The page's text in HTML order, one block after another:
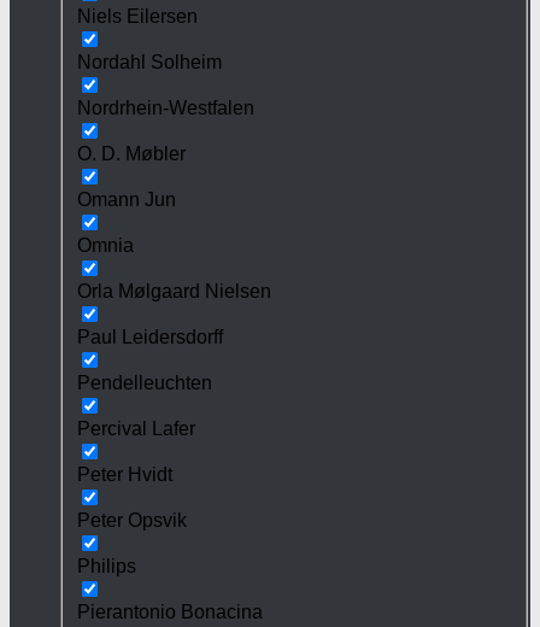
Niels Eilersen
Nordahl Solheim
Nordrhein-Westfalen
O. D. Møbler
Omann Jun
Omnia
Orla Mølgaard Nielsen
Paul Leidersdorff
Pendelleuchten
Percival Lafer
Peter Hvidt
Peter Opsvik
Philips
Pierantonio Bonacina